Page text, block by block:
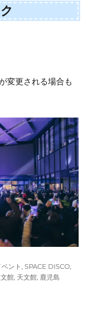
変更される場合も
ント,SPACE DISCO,
館, 天文館, 鹿児島